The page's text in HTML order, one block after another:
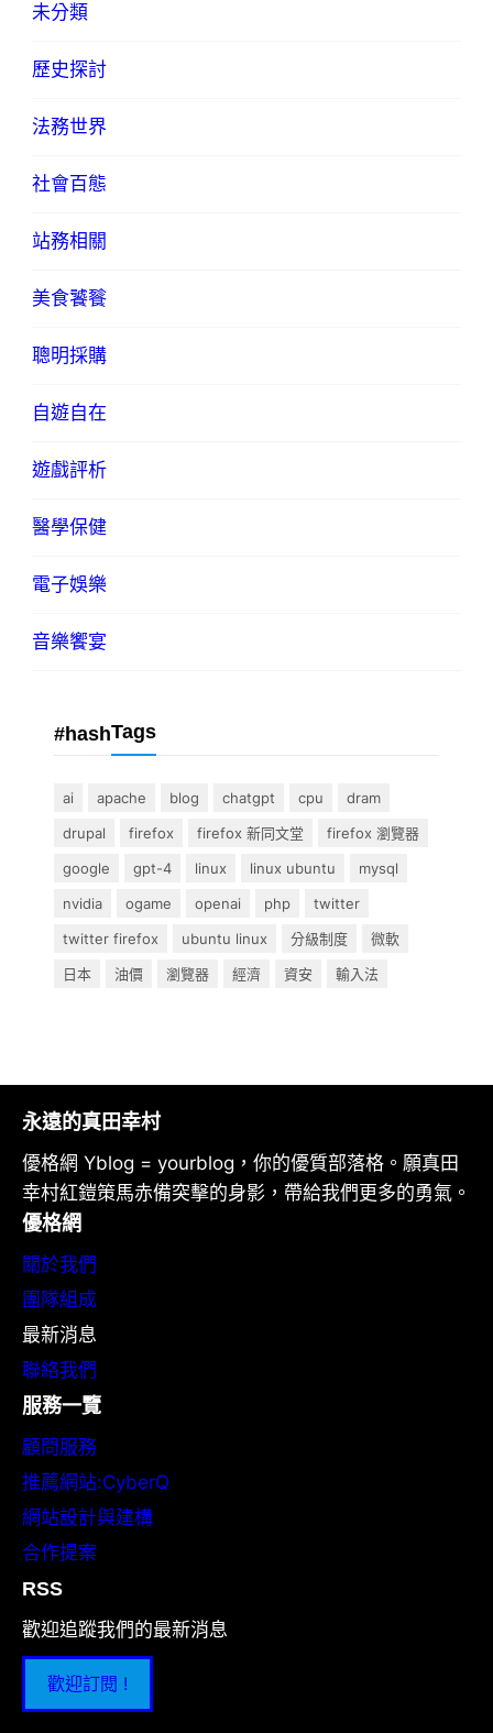
未分類
歷史探討
法務世界
社會百態
站務相關
美食饕餮
聰明採購
自遊自在
遊戲評析
醫學保健
電子娛樂
音樂饗宴
#hashTags
ai apache blog chatgpt cpu
dram
drupal
firefox firefox 新同文堂
firefox 瀏覽器
google
gpt-4 linux linux ubuntu
mysql
nvidia
ogame openai php
twitter
twitter firefox
ubuntu linux 分級制度
微軟
日本
油價 瀏覽器 經濟 資安 輸入法
永遠的真田幸村
優格網 Yblog = yourblog，你的優質部落格。願真田
幸村紅鎧策馬赤備突擊的身影，帶給我們更多的勇氣。
優格網
關於我們
團隊組成
最新消息
聯絡我們
服務一覽
顧問服務
推薦網站:CyberQ
網站設計與建構
合作提案
RSS
歡迎追蹤我們的最新消息
歡迎訂閱 !